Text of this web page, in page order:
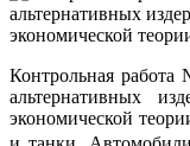
Контрольная
альтернативных
экономической